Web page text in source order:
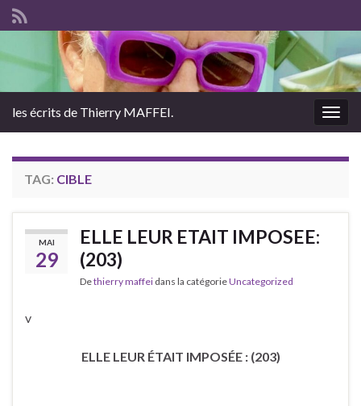
les écrits de Thierry MAFFEI.
TAG: CIBLE
MAI
29
ELLE LEUR ETAIT IMPOSEE:
(203)
Dethierry maffei dans la catégorieUncategorized
v
ELLE LEUR ÉTAIT IMPOSÉE : (203)